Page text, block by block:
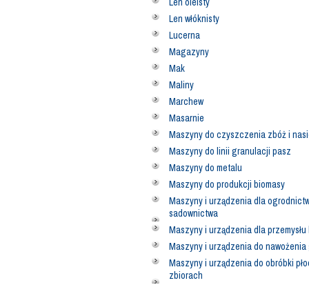
Len włóknisty
Lucerna
Magazyny
Mak
Maliny
Marchew
Masarnie
Maszyny do czyszczenia zbóż i
Maszyny do linii granulacji pasz
Maszyny do metalu
Maszyny do produkcji biomasy
Maszyny i urządzenia dla
sadownictwa
Maszyny i urządzenia dla
Maszyny i urządzenia do
Maszyny i urządzenia do obróbki
zbiorach